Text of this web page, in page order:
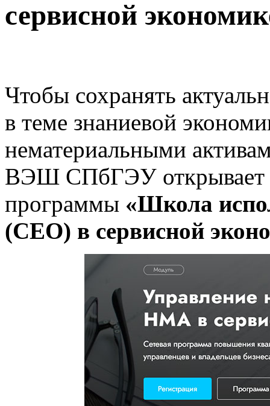
сервисной
Чтобы сохранять
в теме знаниевой
нематериальными
ВЭШ СПбГЭУ открывает
программы «Школа
(СЕО) в сервисной